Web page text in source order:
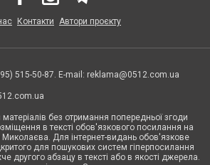
Контакти Автори проєкту
515-50-87. E-mail: reklama@0512.com.ua
без отримання попередньої згоди
в тексті обов'язкового посилання на
Для інтернет-видань обов'язкове
для пошукових систем гіперпосилання
другого абзацу в тексті або в якості джерела.